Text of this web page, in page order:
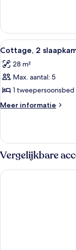
Fleurs)
laden
cottage,
meerdere
bedden
Fleurs)
Alle
foto's
voor
Cottage,
2
slaapkamers
laden
5
Cottage, 2
28 m²
Max. aantal: 5
1
Meer informatie
Meer
2
slaapkamers
(3
Fleurs)
Vergelijkbare
Valdys Thalasso &